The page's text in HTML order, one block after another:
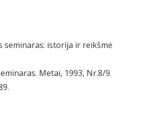
seminaras: istorija ir reikšmė
Metai, 1993, Nr.8/9.